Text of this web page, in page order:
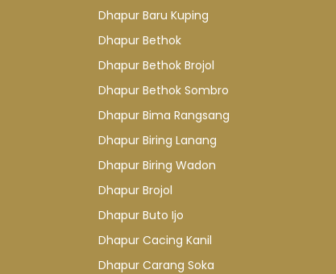
Dhapur Baru Kuping
Dhapur Bethok
Dhapur Bethok Brojol
Dhapur Bethok Sombro
Dhapur Bima Rangsang
Dhapur Biring Lanang
Dhapur Biring Wadon
Dhapur Brojol
Dhapur Buto Ijo
Dhapur Cacing Kanil
Dhapur Carang Soka